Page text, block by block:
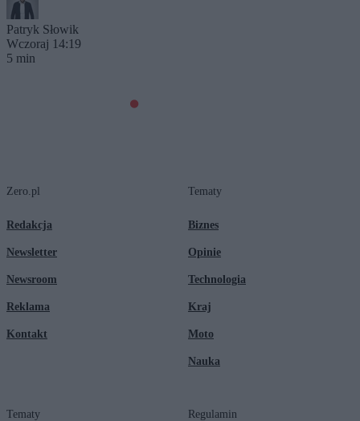
Patryk Słowik
Wczoraj 14:19
5 min
Zero.pl
Redakcja
Newsletter
Newsroom
Reklama
Kontakt
Tematy
Biznes
Opinie
Technologia
Kraj
Moto
Nauka
Tematy Regulamin